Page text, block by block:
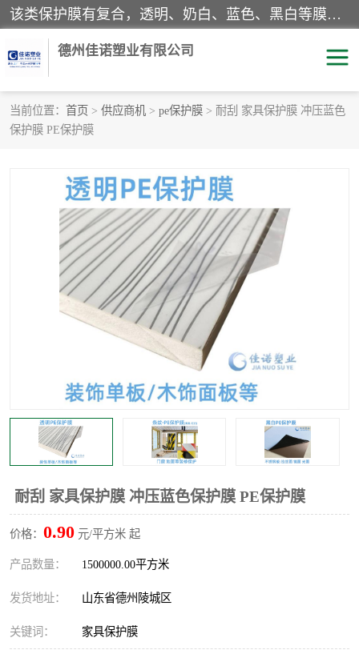
该类保护膜有复合，透明、奶白、蓝色、黑白等膜型。特高粘，高粘，中高粘，中粘，中低粘，低粘等。对于不同的粘力要求有相应的产品相适配。无胶渍残留污染。在较宽的收卷幅度下平整无皱纹，收卷长度大，利于机械化及自动化施工粘贴。为您的产品提供的表面保护解决方案。 产品广泛适用于：铝材、不锈钢、金属、塑料、电子、家电、家具、玻璃、化工材料、装饰材料等。
德州佳诺塑业有限公司
当前位置： 首页 > 供应商机 > pe保护膜 > 耐刮 家具保护膜 冲压蓝色
保护膜 PE保护膜
耐刮 家具保护膜 冲压蓝色保护膜 PE保护膜
价格： 0.90 元/平方米 起
产品数量： 1500000.00平方米
发货地址： 山东省德州陵城区
关键词： 家具保护膜
pe保护膜
地毯保护膜 家具保护膜
拉伸缠绕膜 透明保护膜
黑白保护膜 乳白保护膜
明蓝保护膜 纯黑保护膜
彩钢板保护膜
两边上胶保护膜
不锈钢板保护膜 一次性隔离膜